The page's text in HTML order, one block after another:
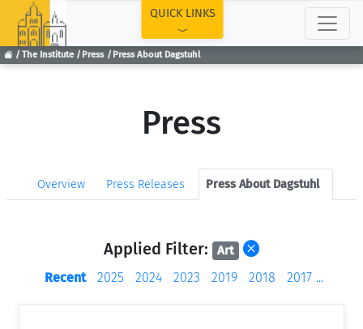
The Institute Press Press About Dagstuhl
QUICK LINKS
Press
Overview Press Releases Press About Dagstuhl
Applied Filter: Art
Recent 2025 2024 2023 2019 2018 2017 ...